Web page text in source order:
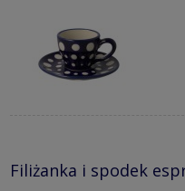
Filiżanka i spodek